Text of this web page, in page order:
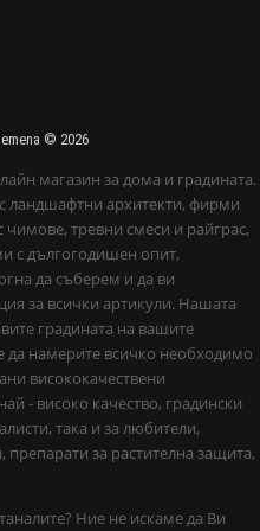
© 2026
магазин за дома и градината.
ландшафтни архитекти, фирми
тревни смеси и райграс,
с дългогодишен опит,
да съберем и да ви
за всички артикули. Нашата
градината на вашите
намерите всичко необходимо
висококачествени
- високо качество, градински
така и за любители,
препарати за растителна защита,
Ние не искаме да Ви